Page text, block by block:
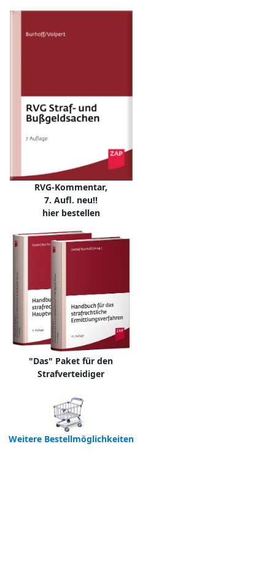
RVG-Kommentar,
7. Aufl. neu!!
hier bestellen
"Das" Paket für den
Strafverteidiger
Weitere Bestellmöglichkeiten